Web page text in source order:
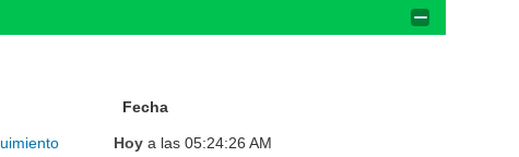
Fecha
Hoy a las 05:24:26 AM